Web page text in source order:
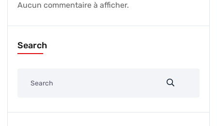
Aucun commentaire à afficher.
Search